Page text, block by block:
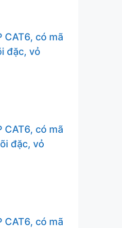
CAT6, có mã
đặc, vỏ
CAT6, có mã
đặc, vỏ
CAT6, có mã